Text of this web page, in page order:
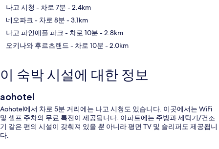
나고 시청 - 차로 7분 - 2.4km
네오파크 - 차로 8분 - 3.1km
나고 파인애플 파크 - 차로 10분 - 2.8km
오키나와 후르츠랜드 - 차로 10분 - 2.0km
이 숙박 시설에 대한 정보
aohotel
Aohotel에서 차로 5분 거리에는 나고 시청도 있습니다. 이곳에서는 WiFi
및 셀프 주차의 무료 특전이 제공됩니다. 아파트에는 주방과 세탁기/건조
기 같은 편의 시설이 갖춰져 있을 뿐 아니라 평면 TV 및 슬리퍼도 제공됩니
다.